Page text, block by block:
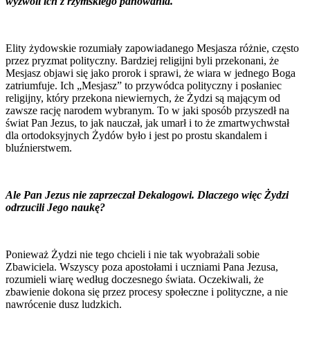
Elity żydowskie rozumiały zapowiadanego Mesjasza różnie, często
przez pryzmat polityczny. Bardziej religijni byli przekonani, że
Mesjasz objawi się jako prorok i sprawi, że wiara w jednego Boga
zatriumfuje. Ich „Mesjasz” to przywódca polityczny i posłaniec
religijny, który przekona niewiernych, że Żydzi są mającym od
zawsze rację narodem wybranym. To w jaki sposób przyszedł na
świat Pan Jezus, to jak nauczał, jak umarł i to że zmartwychwstał
dla ortodoksyjnych Żydów było i jest po prostu skandalem i
bluźnierstwem.
Ale Pan Jezus nie zaprzeczał Dekalogowi. Dlaczego więc Żydzi
odrzucili Jego naukę?
Ponieważ Żydzi nie tego chcieli i nie tak wyobrażali sobie
Zbawiciela. Wszyscy poza apostołami i uczniami Pana Jezusa,
rozumieli wiarę według doczesnego świata. Oczekiwali, że
zbawienie dokona się przez procesy społeczne i polityczne, a nie
nawrócenie dusz ludzkich.